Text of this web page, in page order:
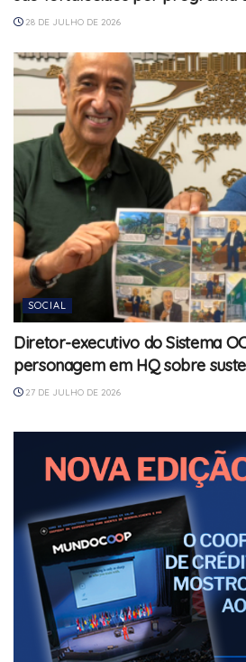
28 DE JULHO DE 2026
SOCIAL
Diretor-executivo do Sistema
personagem em HQ sobre
27 DE JULHO DE 2026